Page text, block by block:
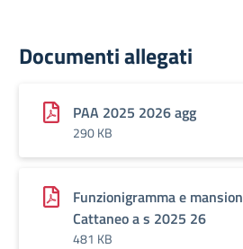
Documenti allegati
PAA 2025 2026 agg
290 KB
Funzionigramma e
Cattaneo a s 2025 26
481 KB